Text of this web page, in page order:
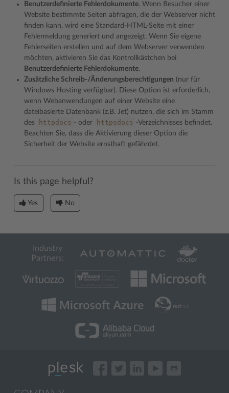
Benutzerdefinierte Fehlerdokumente. Wenn Besucher einer
Website bestimmte Seiten abfragen, die der Webserver nicht
finden kann, wird eine Standard-HTML-Seite mit einer
Fehlermeldung generiert und angezeigt. Wenn Sie eigene
Fehlerseiten erstellen und auf dem Webserver verwenden
möchten, aktivieren Sie das Kontrollkästchen bei
Benutzerdefinierte Fehlerdokumente.
Zusätzliche Schreib-/Änderungsberechtigungen (nur für
Windows Hosting verfügbar). Diese Option ist erforderlich,
wenn Webanwendungen auf einer Website eine
dateibasierte Datenbank (z.B. Jet) nutzen, die sich im Stamm
des
httpdocs - oder httpsdocs -Verzeichnisses befindet.
Beachten Sie, dass die Aktivierung dieser Option die
Sicherheit der Website ernsthaft gefährdet.
Is this page helpful?
Yes No
Industry
Partners: